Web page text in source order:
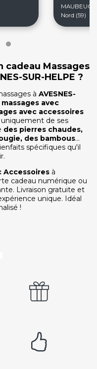
MAUBEUGE
Nord (59)
cadeau Massages
SUR-HELPE ?
à AVESNES-
massages avec
avec accessoires
uniquement de ses
des pierres chaudes,
des bambous...
spécifiques qu'il
Accessoires à
cadeau numérique ou
Livraison gratuite et
unique. Idéal
!
?
;-)
99
lundi au vendredi
à 18h